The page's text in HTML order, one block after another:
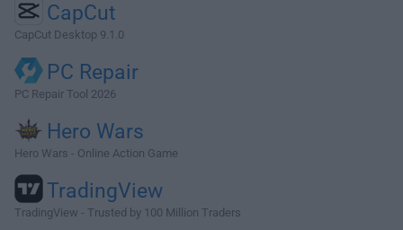
CapCut
CapCut Desktop 9.1.0
PC Repair
PC Repair Tool 2026
Hero Wars
Hero Wars - Online Action Game
TradingView
TradingView - Trusted by 100 Million Traders